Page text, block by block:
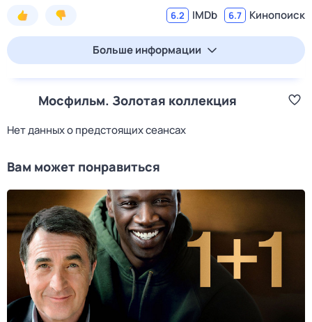
6.2 IMDb 6.7 Кинопоиск
Больше информации
Мосфильм. Золотая коллекция
Нет данных о предстоящих сеансах
Вам может понравиться